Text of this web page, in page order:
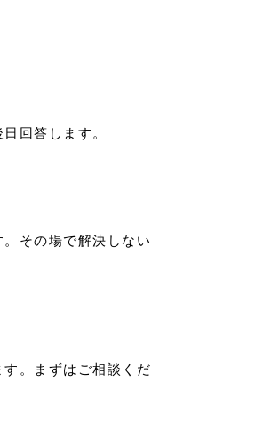
回答します。
その場で解決しない
。まずはご相談くだ